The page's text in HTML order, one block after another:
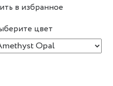
в избранное
цвет